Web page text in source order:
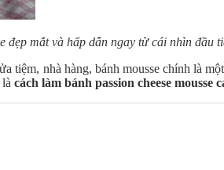
đẹp mắt và hấp dẫn ngay từ cái nhìn đầu
nhà hàng, bánh mousse chính là
cách làm bánh passion cheese mousse